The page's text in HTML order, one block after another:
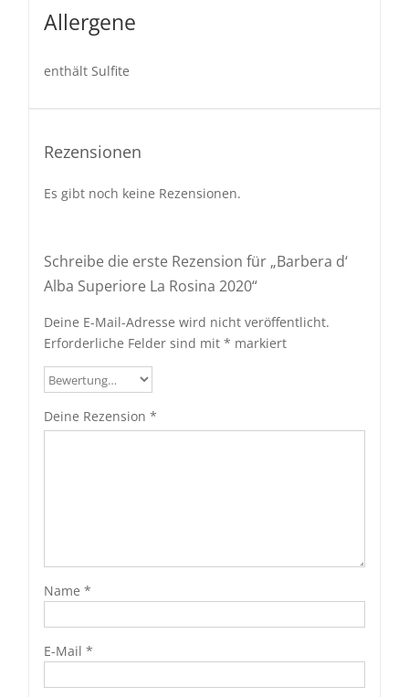
Allergene
enthält Sulfite
Rezensionen
Es gibt noch keine Rezensionen.
Schreibe die erste Rezension für „Barbera d‘
Alba Superiore La Rosina 2020“
Deine E-Mail-Adresse wird nicht veröffentlicht.
Erforderliche Felder sind mit * markiert
Deine Rezension *
Name *
E-Mail *